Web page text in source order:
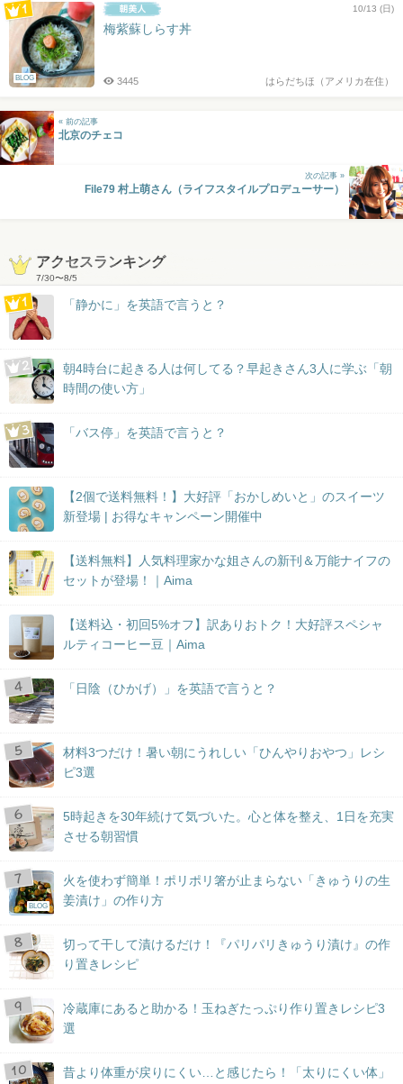
BLOG
10/13 (日)
梅紫蘇しらす丼
はらだちほ（アメリカ在住）
3445
« 前の記事
北京のチェコ
次の記事 »
File79 村上萌さん（ライフスタイルプロデューサー）
アクセスランキング
7/30〜8/5
「静かに」を英語で言うと？
朝4時台に起きる人は何してる？早起きさん3人に学ぶ「朝
時間の使い方」
「バス停」を英語で言うと？
【2個で送料無料！】大好評「おかしめいと」のスイーツ
新登場 | お得なキャンペーン開催中
【送料無料】人気料理家かな姐さんの新刊＆万能ナイフの
セットが登場！｜Aima
【送料込・初回5%オフ】訳ありおトク！大好評スペシャ
ルティコーヒー豆｜Aima
「日陰（ひかげ）」を英語で言うと？
材料3つだけ！暑い朝にうれしい「ひんやりおやつ」レシ
ピ3選
5時起きを30年続けて気づいた。心と体を整え、1日を充実
させる朝習慣
BLOG
火を使わず簡単！ポリポリ箸が止まらない「きゅうりの生
姜漬け」の作り方
切って干して漬けるだけ！『パリパリきゅうり漬け』の作
り置きレシピ
冷蔵庫にあると助かる！玉ねぎたっぷり作り置きレシピ3
選
昔より体重が戻りにくい…と感じたら！「太りにくい体」